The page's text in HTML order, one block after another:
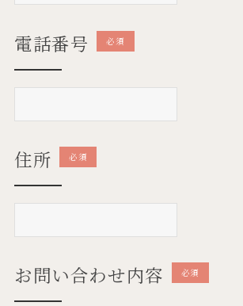
電話番号 必須
住所 必須
お問い合わせ内容 必須